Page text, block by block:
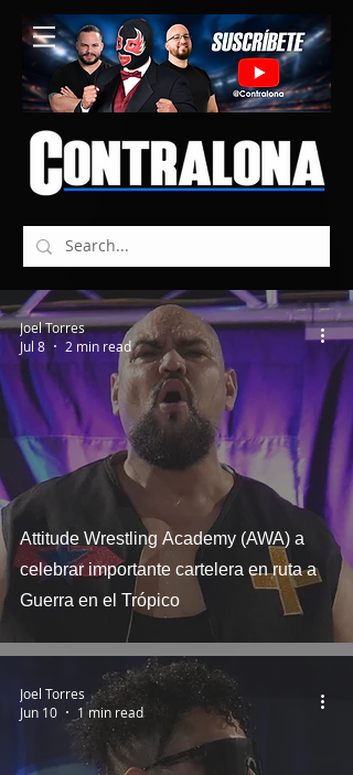
Attitude Wrestling Academy (AWA) a
celebrar importante cartelera en ruta a
Guerra en el Trópico
Joel Torres
Jul 8
2 min read
Joel Torres
Jun 10
1 min read